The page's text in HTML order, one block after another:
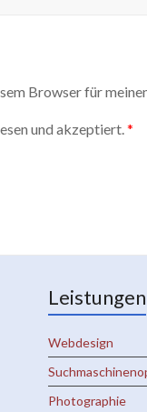
Browser für
und akzeptiert.*
Leistungen
Webdesign
Photographie